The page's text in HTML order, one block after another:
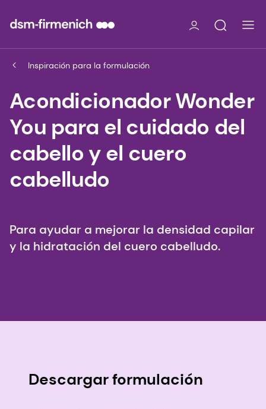
Inspiración para la formulación
Acondicionador Wonder
You para el cuidado del
cabello y el cuero
cabelludo
Para ayudar a mejorar la densidad capilar
y la hidratación del cuero cabelludo.
Descargar formulación